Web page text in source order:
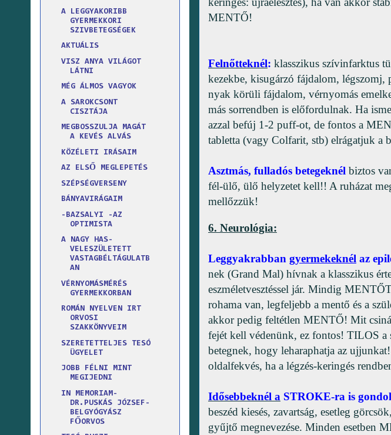
MENTŐ!
Felnőtteknél: klasszikus szívinfarktus
kezekbe, kisugárzó fájdalom, légszomj,
nyak körüli fájdalom, vérnyomás
más sorrendben is előfordulnak. Ha
azzal befúj 1-2 puff-ot, de fontos a
tabletta (vagy Colfarit, stb) elrágatjuk a
Asztmás, fulladós betegeknél biztos
fél-ülő, ülő helyzetet kell!! A ruházat
mellőzzük!
6. Neurológia:
Leggyakrabban gyermekeknél az
nek (Grand Mal) hívnak a klasszikus
eszméletvesztéssel jár. Mindig
rohama van, legfeljebb a mentő és a
akkor pedig feltétlen MENTŐ! Mit
fejét kell védenünk, ez fontos! TILOS a
betegnek, hogy leharaphatja az
oldalfekvés, ha a légzés-keringés
Idősebbeknél a STROKE-ra is
beszéd kiesés, zavartság, esetleg
gyűjtő megnevezése. Minden esetben
A LEGGYAKORIBB
GYERMEKKORI
SZIVBETEGSÉGEK
AKTUÁLIS
VISZ ANYA VILÁGOT
LÁTNI
MÉG ÁLMOS VAGYOK
A SAROKCSONT
CISZTÁJA
MEGBOSSZULJA MAGÁT
A KEVÉS ALVÁS
KÖZÉLETI IRÁSAIM
AZ ELSŐ MEGLEPETÉS
SZÉPSÉGVERSENY
BÁNYAVIRÁGAIM
-BAZSALYI -AZ
OPTIMISTA
A NAGY HAS-
VELESZÜLETETT
VASTAGBÉLTÁGULATB
AN
VÉRNYOMÁSMÉRÉS
GYERMEKKORBAN
ROMÁN NYELVEN IRT
ORVOSI
SZAKKÖNYVEIM
SZERETETTELJES TESÓ
ÜGYELET
JOBB FÉLNI MINT
MEGIJEDNI
IN MEMORIAM-
DR.PUSKÁS JÓZSEF-
BELGYÓGYÁSZ
FŐORVOS